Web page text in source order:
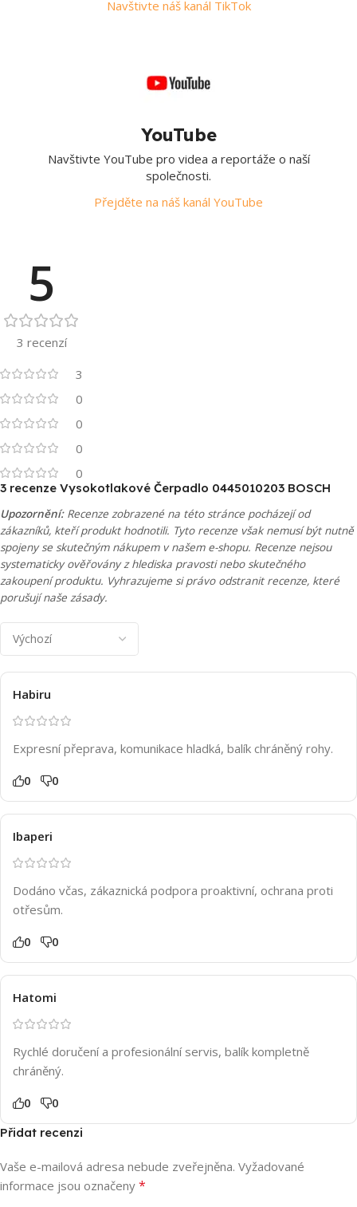
Navštivte náš kanál TikTok
YouTube
Navštivte YouTube pro videa a reportáže o naší
společnosti.
Přejděte na náš kanál YouTube
5
3 recenzí
3
0
0
0
0
3 recenze Vysokotlakové Čerpadlo 0445010203 BOSCH
Upozornění:Recenze zobrazené na této stránce pocházejí od
zákazníků, kteří produkt hodnotili. Tyto recenze však nemusí být nutně
spojeny se skutečným nákupem v našem e-shopu. Recenze nejsou
systematicky ověřovány z hlediska pravosti nebo skutečného
zakoupení produktu. Vyhrazujeme si právo odstranit recenze, které
porušují naše zásady.
Habiru
Expresní přeprava, komunikace hladká, balík chráněný rohy.
0 0
Ibaperi
Dodáno včas, zákaznická podpora proaktivní, ochrana proti
otřesům.
0 0
Hatomi
Rychlé doručení a profesionální servis, balík kompletně
chráněný.
0 0
Přidat recenzi
Vaše e-mailová adresa nebude zveřejněna. Vyžadované
informace jsou označeny *